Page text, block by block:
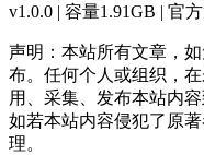
v1.0.0 | 容量1.91GB | 官
声明：本站所有文章，
布。任何个人或组织，
用、采集、发布本站内
如若本站内容侵犯了原
理。